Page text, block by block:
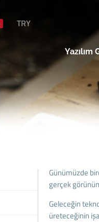
TRY
Yazılım
Günümüzde
gerçek
Geleceğin
üreteceğinin